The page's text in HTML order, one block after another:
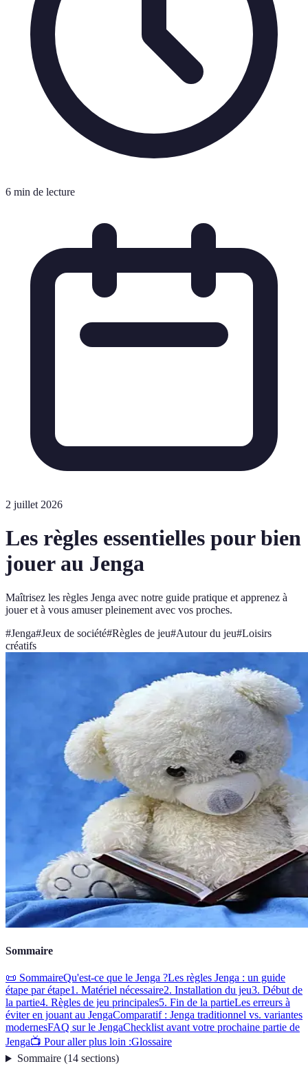
6 min de lecture
2 juillet 2026
Les règles essentielles pour bien
jouer au Jenga
Maîtrisez les règles Jenga avec notre guide pratique et apprenez à
jouer et à vous amuser pleinement avec vos proches.
#Jenga#Jeux de société#Règles de jeu#Autour du jeu#Loisirs
créatifs
Sommaire
📜 SommaireQu'est-ce que le Jenga ?Les règles Jenga : un guide
étape par étape1. Matériel nécessaire2. Installation du jeu3. Début de
la partie4. Règles de jeu principales5. Fin de la partieLes erreurs à
éviter en jouant au JengaComparatif : Jenga traditionnel vs. variantes
modernesFAQ sur le JengaChecklist avant votre prochaine partie de
Jenga📺 Pour aller plus loin :Glossaire
Sommaire(14 sections)